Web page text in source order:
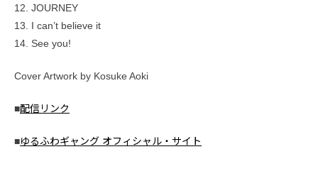
12. JOURNEY
13. I can’t believe it
14. See you!
Cover Artwork by Kosuke Aoki
■配信リンク
■ゆるふわギャング オフィシャル・サイト